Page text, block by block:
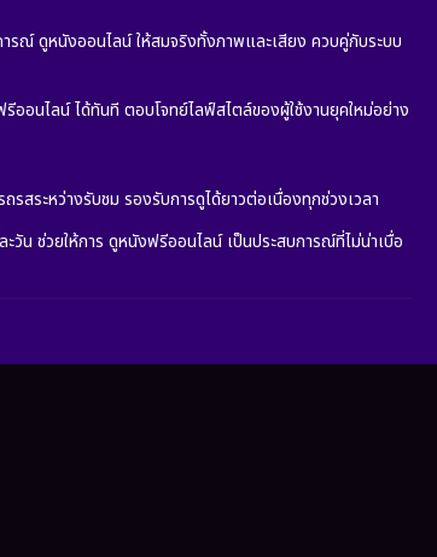
ณ์ ดูหนังออนไลน์ ให้สมจริงทั้งภาพและเสียง ควบคู่กับระบบ
อนไลน์ ได้ทันที ตอบโจทย์ไลฟ์สไตล์ของผู้ใช้งานยุคใหม่อย่าง
สระหว่างรับชม รองรับการดูได้ยาวต่อเนื่องทุกช่วงเวลา
น ช่วยให้การ ดูหนังฟรีออนไลน์ เป็นประสบการณ์ที่ไม่น่าเบื่อ